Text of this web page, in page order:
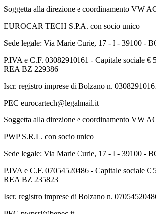
Soggetta alla direzione e coordinamento VW
EUROCAR TECH S.P.A. con socio unico
Sede legale: Via Marie Curie, 17 - I - 39100 -
P.IVA e C.F. 03082910161 - Capitale sociale €
REA BZ 229386
Iscr. registro imprese di Bolzano n.
PEC eurocartech@legalmail.it
Soggetta alla direzione e coordinamento VW
PWP S.R.L. con socio unico
Sede legale: Via Marie Curie, 17 - I - 39100 -
P.IVA e C.F. 07054520486 - Capitale sociale €
REA BZ 235823
Iscr. registro imprese di Bolzano n.